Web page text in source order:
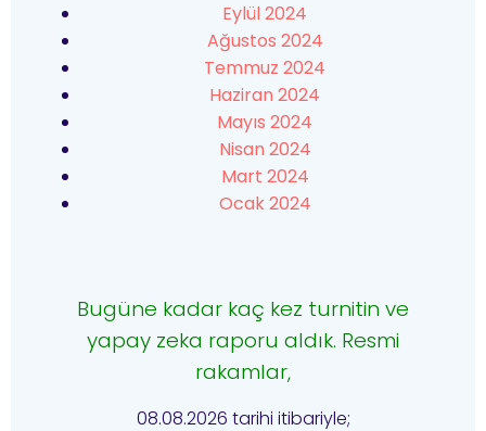
Eylül 2024
Ağustos 2024
Temmuz 2024
Haziran 2024
Mayıs 2024
Nisan 2024
Mart 2024
Ocak 2024
Bugüne kadar kaç kez turnitin ve
yapay zeka raporu aldık. Resmi
rakamlar,
08.08.2026 tarihi itibariyle;